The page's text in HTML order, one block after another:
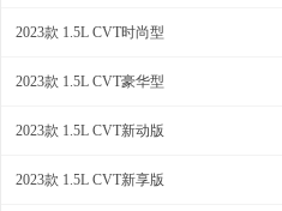
2023款 1.5L CVT时尚型
2023款 1.5L CVT豪华型
2023款 1.5L CVT新动版
2023款 1.5L CVT新享版